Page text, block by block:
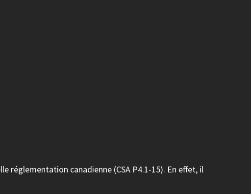
réglementation canadienne (CSA P4.1-15). En effet, il